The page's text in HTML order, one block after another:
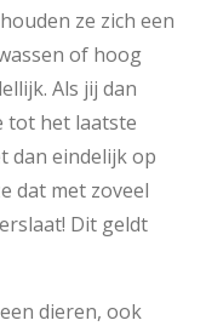
ze zich een
of hoog
Als jij dan
tot het laatste
dan eindelijk op
dat met zoveel
Dit geldt
dieren, ook